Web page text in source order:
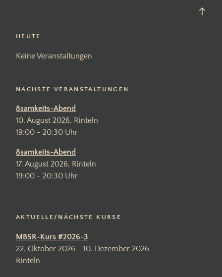
HEUTE
Keine Veranstaltungen
NÄCHSTE VERANSTALTUNGEN
8samkeits-Abend
10. August 2026, Rinteln
19:00 - 20:30 Uhr
8samkeits-Abend
17. August 2026, Rinteln
19:00 - 20:30 Uhr
AKTUELLE/NÄCHSTE KURSE
MBSR-Kurs #2026-3
22. Oktober 2026 - 10. Dezember 2026
Rinteln